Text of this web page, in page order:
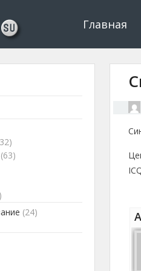
Главная
(63)
(24)